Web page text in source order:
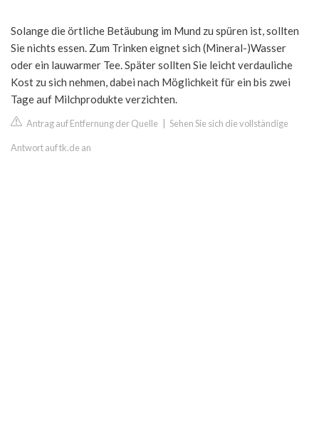
Solange die örtliche Betäubung im Mund zu spüren ist, sollten
Sie nichts essen. Zum Trinken eignet sich (Mineral-)Wasser
oder ein lauwarmer Tee. Später sollten Sie leicht verdauliche
Kost zu sich nehmen, dabei nach Möglichkeit für ein bis zwei
Tage auf Milchprodukte verzichten.
Antrag auf Entfernung der Quelle Sehen Sie sich die vollständige
Antwort auf tk.de an